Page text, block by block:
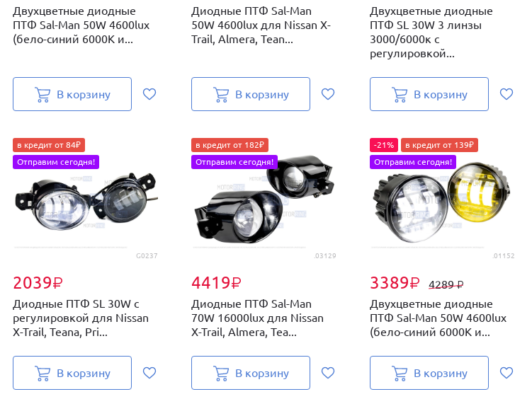
Двухцветные диодные
ПТФ Sal-Man 50W 4600lux
(бело-синий 6000К и...
В корзину
Диодные ПТФ Sal-Man
50W 4600lux для Nissan X-
Trail, Almera, Tean...
В корзину
Двухцветные диодные
ПТФ SL 30W 3 линзы
3000/6000к с
регулировкой...
В корзину
G0237
2039₽
в кредит от 84₽
Отправим сегодня!
Диодные ПТФ SL 30W с
регулировкой для Nissan
X-Trail, Teana, Pri...
В корзину
.03129
4419₽
в кредит от 182₽
Отправим сегодня!
Диодные ПТФ Sal-Man
70W 16000lux для Nissan
X-Trail, Almera, Tea...
В корзину
.01152
3389₽ 4289₽
-21%
в кредит от 139₽
Отправим сегодня!
Двухцветные диодные
ПТФ Sal-Man 50W 4600lux
(бело-синий 6000К и...
В корзину